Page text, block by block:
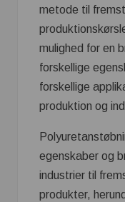
metode til
mulighed for en
forskellige
forskellige
produktion og
egenskaber og
industrier til
produkter,